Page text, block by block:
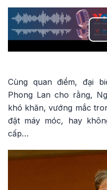
Cùng quan điểm, đại
Phong Lan cho rằng,
khó khăn, vướng mắc
đặt máy móc, hay
cấp…